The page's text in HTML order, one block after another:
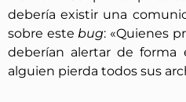
debería existir una
sobre estebug: «Quienes
deberían alertar de forma
alguien pierda todos sus